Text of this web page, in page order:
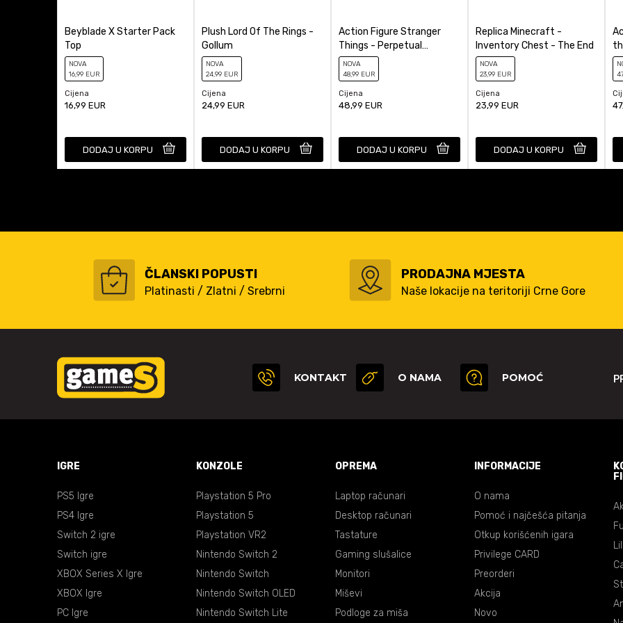
Beyblade X Starter Pack
Top
NOVA
16,99 EUR
Cijena
16,99 EUR
DODAJ U KORPU
Plush Lord Of The Rings -
Gollum
NOVA
24,99 EUR
Cijena
24,99 EUR
DODAJ U KORPU
Action Figure Stranger
Things - Perpetual
Calendar Demogorgon
NOVA
48,99 EUR
Cijena
48,99 EUR
DODAJ U KORPU
Replica Minecraft -
Inventory Chest - The End
NOVA
23,99 EUR
Cijena
23,99 EUR
DODAJ U KORPU
ČLANSKI POPUSTI
Platinasti / Zlatni / Srebrni
PRODAJNA MJESTA
Naše lokacije na teritoriji Crne Gore
KONTAKT O NAMA POMOĆ
IGRE
PS5 Igre
PS4 Igre
Switch 2 igre
Switch igre
XBOX Series X Igre
XBOX Igre
PC Igre
KONZOLE
Playstation 5 Pro
Playstation 5
Playstation VR2
Nintendo Switch 2
Nintendo Switch
Nintendo Switch OLED
Nintendo Switch Lite
OPREMA
Laptop računari
Desktop računari
Tastature
Gaming slušalice
Monitori
Miševi
Podloge za miša
INFORMACIJE
O nama
Pomoć i najčešća pitanja
Otkup korišćenih igara
Privilege CARD
Preorderi
Akcija
Novo